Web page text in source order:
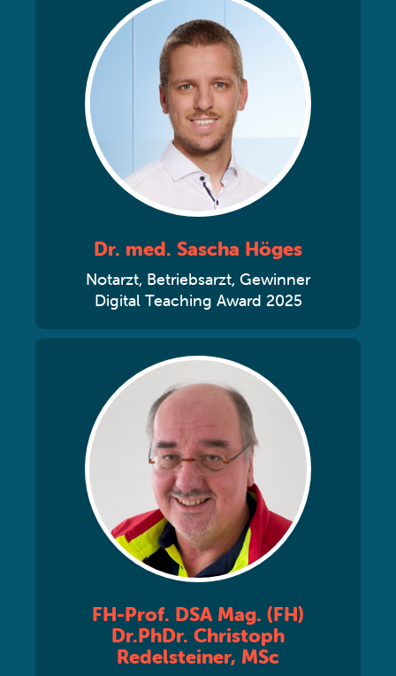
Dr. med. Sascha Höges
Notarzt, Betriebsarzt, Gewinner
Digital Teaching Award 2025
FH-Prof. DSA Mag. (FH)
Dr.PhDr. Christoph
Redelsteiner, MSc